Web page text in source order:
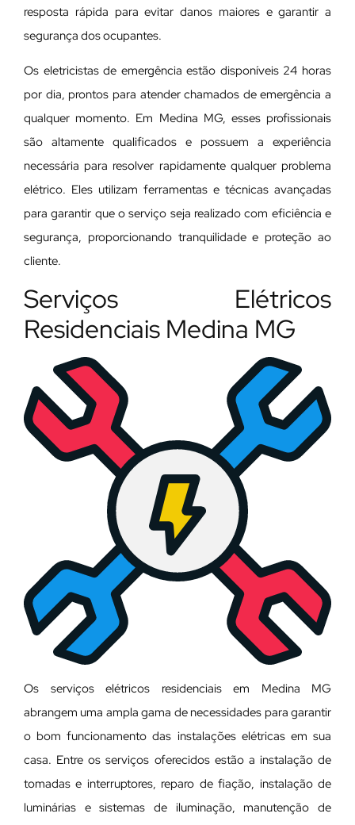
resposta rápida para evitar danos maiores e garantir a
segurança dos ocupantes.
Os eletricistas de emergência estão disponíveis 24 horas
por dia, prontos para atender chamados de emergência a
qualquer momento. Em Medina MG, esses profissionais
são altamente qualificados e possuem a experiência
necessária para resolver rapidamente qualquer problema
elétrico. Eles utilizam ferramentas e técnicas avançadas
para garantir que o serviço seja realizado com eficiência e
segurança, proporcionando tranquilidade e proteção ao
cliente.
Serviços Elétricos
Residenciais Medina MG
Os serviços elétricos residenciais em Medina MG
abrangem uma ampla gama de necessidades para garantir
o bom funcionamento das instalações elétricas em sua
casa. Entre os serviços oferecidos estão a instalação de
tomadas e interruptores, reparo de fiação, instalação de
luminárias e sistemas de iluminação, manutenção de